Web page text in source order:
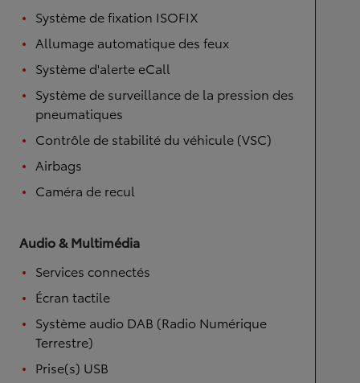
Système de fixation ISOFIX
Allumage automatique des feux
Système d'alerte eCall
Système de surveillance de la pression des
pneumatiques
Contrôle de stabilité du véhicule (VSC)
Airbags
Caméra de recul
Audio & Multimédia
Services connectés
Écran tactile
Système audio DAB (Radio Numérique
Terrestre)
Prise(s) USB